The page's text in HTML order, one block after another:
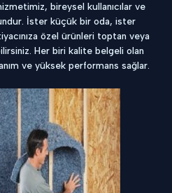
bireysel kullanıcılar ve
İster küçük bir oda, ister
özel ürünleri toptan veya
Her biri kalite belgeli olan
ve yüksek performans sağlar.